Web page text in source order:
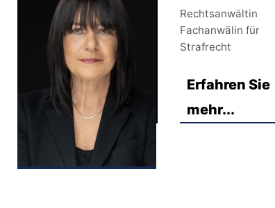
Rechtsanwältin
Fachanwälin für
Strafrecht
Erfahren Sie
mehr...